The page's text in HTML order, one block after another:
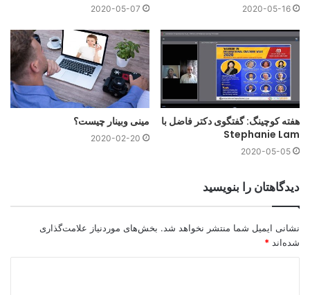
سخن پایانی
2020-05-16
2020-05-07
هفته کوچینگ: گفتگوی دکتر فاضل با
Stephanie Lam
2020-05-05
مینی وبینار چیست؟
2020-02-20
دیدگاهتان را بنویسید
نشانی ایمیل شما منتشر نخواهد شد. بخش‌های موردنیاز علامت‌گذاری
شده‌اند *